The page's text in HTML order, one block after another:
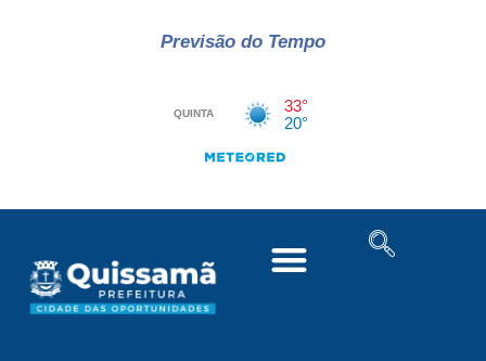
Previsão do Tempo